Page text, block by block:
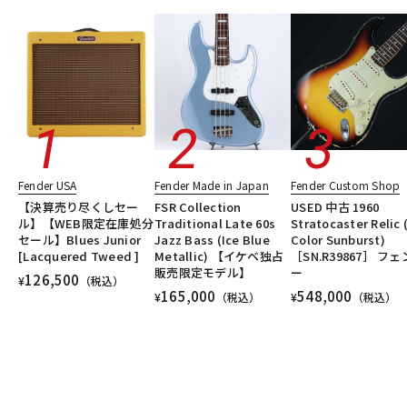
管楽器
アンプ エフェクター
DTM オンライン納品 レコーディング機器
配信/ライブ機器 楽器アクセサリ
エレキギター/テレキャスター・TLタイプ
エレキギター/ジャズマスター・JMタイプ
エレキギター/ジャガー・JGタイプ
エレキギター/ムスタング・MGタイプ
エレキギター/#American Vintage II
エレキギター/#American Ultra
エレキギター/#American Professional
エレキギター/#American Professional II
エレキギター/#American Performer
ベース
ギターアンプ・ベースアンプ
エフェクター
楽器アクセサリ
ユーズド
ヴィンテージ ALL
Fender USA
【決算売り尽くしセー
ル】【WEB限定在庫処分
セール】Blues Junior
[Lacquered Tweed ]
¥126,500 （税込）
Fender Made in Japan
FSR Collection
Traditional Late 60s
Jazz Bass (Ice Blue
Metallic) 【イケベ独占
販売限定モデル】
¥165,000 （税込）
Fender Custom Shop
USED 中古 1960
Stratocaster Relic
Color Sunburst)
［SN.R39867］ フェ
ー
¥548,000 （税込）